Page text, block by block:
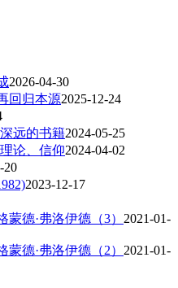
2026-04-30
回归本源2025-12-24
远的书籍2024-05-25
论、信仰2024-04-02
20
2023-12-17
德·弗洛伊德（3） 2021-01-
德·弗洛伊德（2） 2021-01-